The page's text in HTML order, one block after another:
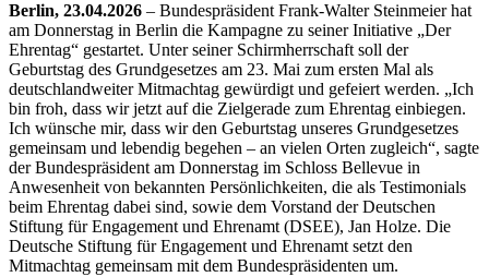
Berlin, 23.04.2026 – Bundespräsident Frank-Walter Steinmeier hat
am Donnerstag in Berlin die Kampagne zu seiner Initiative „Der
Ehrentag“ gestartet. Unter seiner Schirmherrschaft soll der
Geburtstag des Grundgesetzes am 23. Mai zum ersten Mal als
deutschlandweiter Mitmachtag gewürdigt und gefeiert werden. „Ich
bin froh, dass wir jetzt auf die Zielgerade zum Ehrentag einbiegen.
Ich wünsche mir, dass wir den Geburtstag unseres Grundgesetzes
gemeinsam und lebendig begehen – an vielen Orten zugleich“, sagte
der Bundespräsident am Donnerstag im Schloss Bellevue in
Anwesenheit von bekannten Persönlichkeiten, die als Testimonials
beim Ehrentag dabei sind, sowie dem Vorstand der Deutschen
Stiftung für Engagement und Ehrenamt (DSEE), Jan Holze. Die
Deutsche Stiftung für Engagement und Ehrenamt setzt den
Mitmachtag gemeinsam mit dem Bundespräsidenten um.